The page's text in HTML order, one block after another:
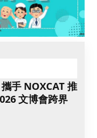
攜手 NOXCAT 推
文博會跨界